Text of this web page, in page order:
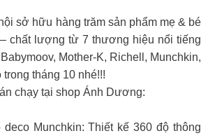
sở hữu hàng trăm sản phẩm mẹ & bé
chất lượng từ 7 thương hiệu nổi tiếng
Mother-K, Richell, Munchkin,
trong tháng 10 nhé!!!
chạy tại shop Ánh Dương:
deco Munchkin: Thiết kế 360 độ thông